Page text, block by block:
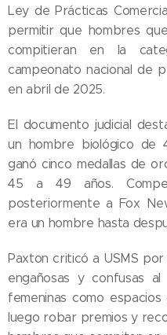
Ley de Prácticas
permitir que hombres
compitieran en la
campeonato nacional de
en abril de 2025.
El documento judicial
un hombre biológico de
ganó cinco medallas de
45 a 49 años.
posteriormente a Fox
era un hombre hasta
Paxton criticó a USMS
engañosas y confusas
femeninas como
luego robar premios y